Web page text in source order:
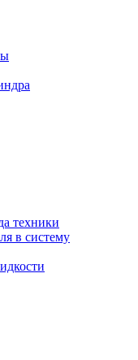
техники
в систему